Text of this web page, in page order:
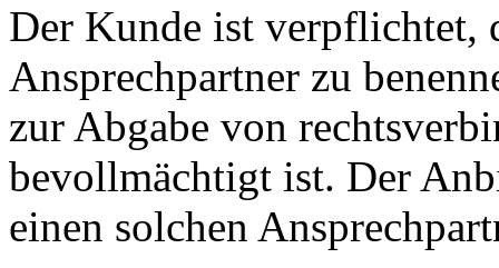
Der Kunde ist verpflichtet,
Ansprechpartner zu
zur Abgabe von
bevollmächtigt ist. Der
einen solchen